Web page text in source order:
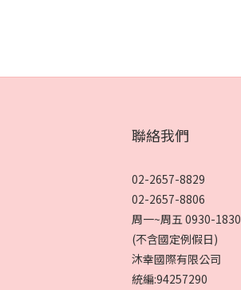
聯絡我們
02-2657-8829
02-2657-8806
周一~周五 0930-1830
(不含國定例假日)
沐幸國際有限公司
統編:94257290